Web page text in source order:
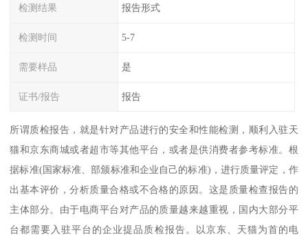
检测结果 报告形式
检测时间 5-7
需要样品 是
证书/报告 报告
所谓质检报告，就是针对产品进行的安全和性能检测，顺利入驻天
猫和京东商城或者超市等其他平台，或者是供消费者参考标准。根
据标准(国家标准、部颁标准和企业自己的标准)，进行质量评定，作
出基本评价，分析质量合格或不合格的原因。这是质量检查报告的
主体部分。由于电商平台对产品的质量越来越重视，国内大部分平
台都需要入驻平台的企业提品质检报告。以京东、天猫为首的电